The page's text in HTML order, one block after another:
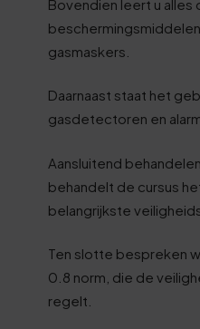
Bovendien leert u
gasmaskers.
Daarnaast staat het
gasdetectoren en
Aansluitend
behandelt de cursus
belangrijkste
Ten slotte bespreken
0.8 norm, die de
regelt.
9
2
5
8
1
4
4
5
6
7
7